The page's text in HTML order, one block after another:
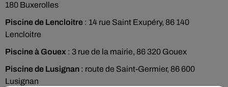
180 Buxerolles
Piscine de Lencloitre : 14 rue Saint Exupéry, 86 140
Lencloitre
Piscine à Gouex : 3 rue de la mairie, 86 320 Gouex
Piscine de Lusignan : route de Saint-Germier, 86 600
Lusignan